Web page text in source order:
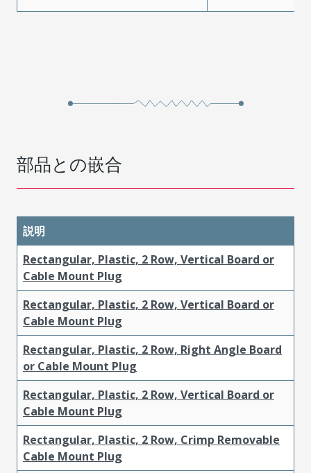
部品との嵌合
説明
Rectangular, Plastic, 2 Row, Vertical Board or
Cable Mount Plug
Rectangular, Plastic, 2 Row, Vertical Board or
Cable Mount Plug
Rectangular, Plastic, 2 Row, Right Angle Board
or Cable Mount Plug
Rectangular, Plastic, 2 Row, Vertical Board or
Cable Mount Plug
Rectangular, Plastic, 2 Row, Crimp Removable
Cable Mount Plug